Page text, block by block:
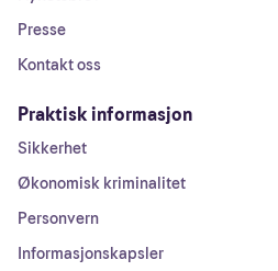
Presse
Kontakt oss
Praktisk informasjon
Sikkerhet
Økonomisk kriminalitet
Personvern
Informasjonskapsler